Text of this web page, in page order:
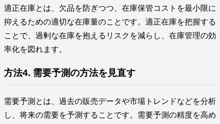
適正在庫とは、欠品を防ぎつつ、在庫保管コストを最小限に
抑えるための適切な在庫量のことです。適正在庫を把握する
ことで、過剰な在庫を抱えるリスクを減らし、在庫管理の効
率化を図れます。
方法4. 需要予測の方法を見直す
需要予測とは、過去の販売データや市場トレンドなどを分析
し、将来の需要を予測することです。需要予測の精度を高め